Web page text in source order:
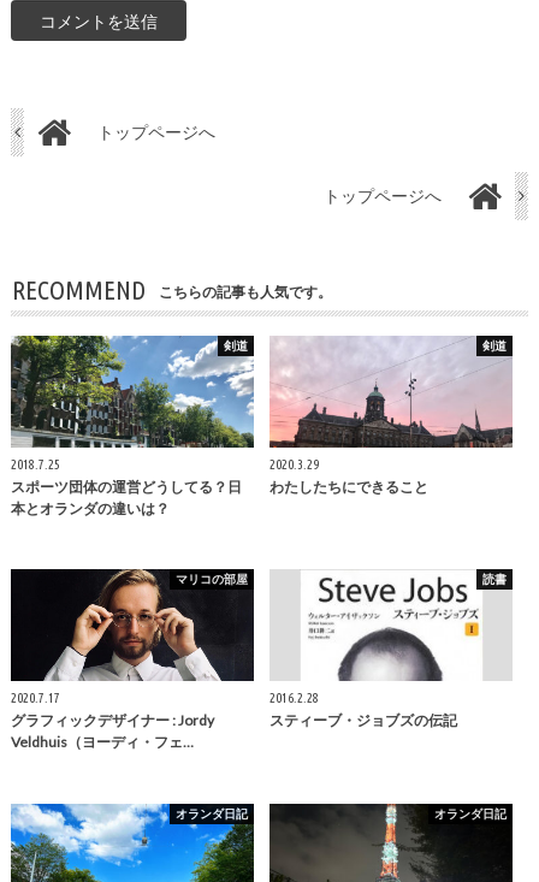
トップページへ
トップページへ
RECOMMEND こちらの記事も人気です。
剣道
2018.7.25
スポーツ団体の運営どうしてる？日
本とオランダの違いは？
剣道
2020.3.29
わたしたちにできること
マリコの部屋
2020.7.17
グラフィックデザイナー : Jordy
Veldhuis（ヨーディ・フェ…
読書
2016.2.28
スティーブ・ジョブズの伝記
オランダ日記 オランダ日記